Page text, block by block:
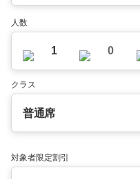
人数
1 0
クラス
普通席
対象者限定割引